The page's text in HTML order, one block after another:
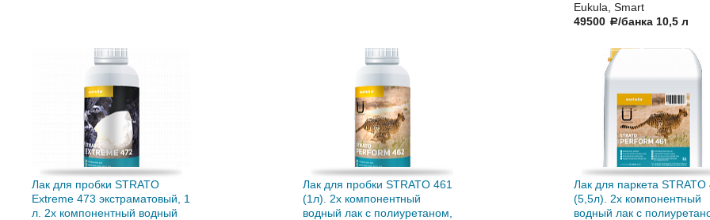
Eukula, Smart
49500 a/банка 10,5 л
Лак для пробки STRATO
Extreme 473 экстраматовый, 1
л. 2х компонентный водный
Лак для пробки STRATO 461
(1л). 2х компонентный
водный лак с полиуретаном,
Лак для паркета STRATO
(5,5л). 2х компонентный
водный лак с